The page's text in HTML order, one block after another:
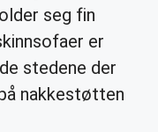
seg fin
er
stedene der
nakkestøtten